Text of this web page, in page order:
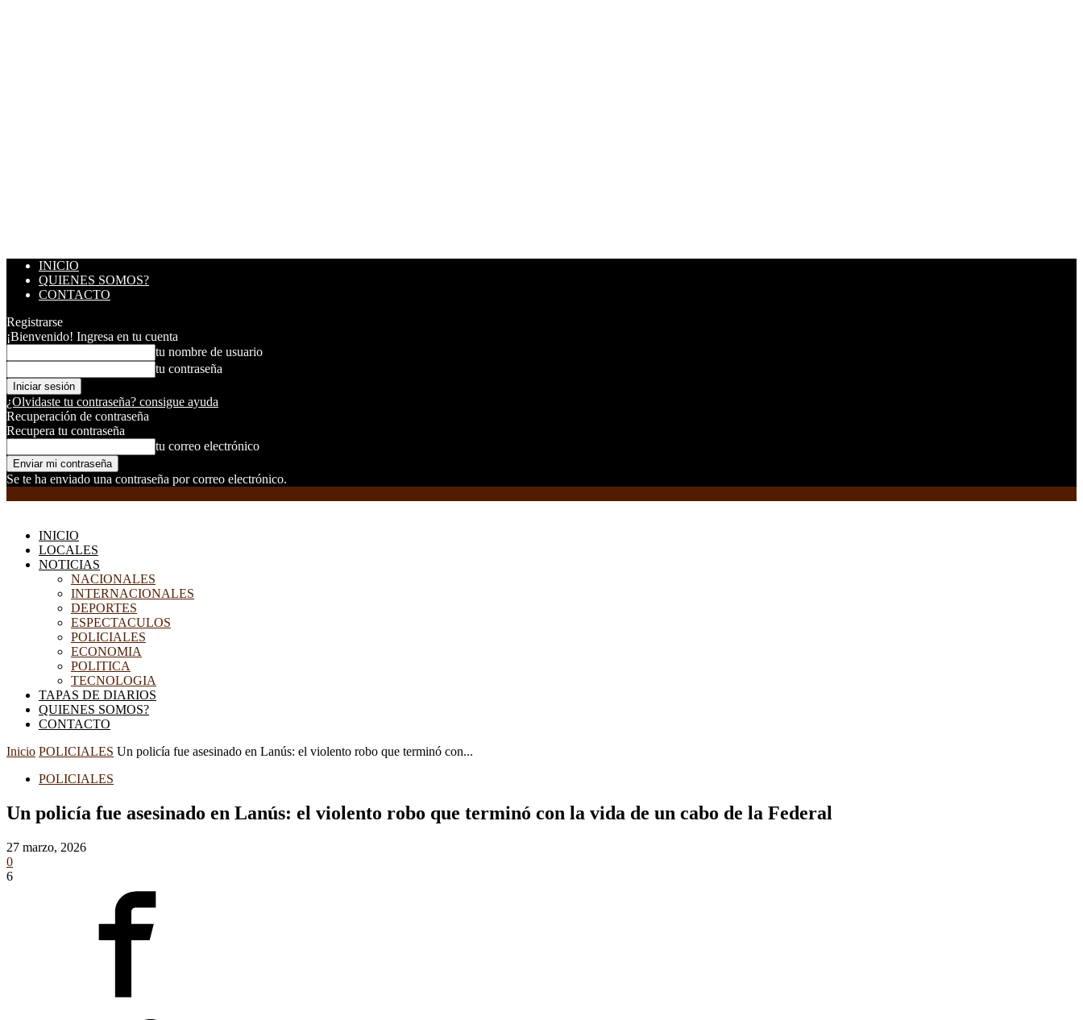
INICIO
QUIENES SOMOS?
CONTACTO
Registrarse
¡Bienvenido! Ingresa en tu cuenta
tu nombre de usuario
tu contraseña
¿Olvidaste tu contraseña? consigue ayuda
Recuperación de contraseña
Recupera tu contraseña
tu correo electrónico
Se te ha enviado una contraseña por correo electrónico.
INICIO
LOCALES
NOTICIAS
NACIONALES
INTERNACIONALES
DEPORTES
ESPECTACULOS
POLICIALES
ECONOMIA
POLITICA
TECNOLOGIA
TAPAS DE DIARIOS
QUIENES SOMOS?
CONTACTO
Inicio POLICIALES Un policía fue asesinado en Lanús: el violento robo que terminó con...
POLICIALES
Un policía fue asesinado en Lanús: el violento robo que terminó con la vida de un cabo de la Federal
27 marzo, 2026
0
6